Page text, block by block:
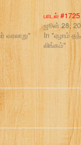
வரலாறு"
பாடல் #1725
ஜூன் 28,
In "ஏழாம்
லிங்கம்"